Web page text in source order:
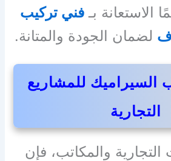
الاستعانة بـفني تركيب
لضمان الجودة والمتانة.
السيراميك للمشاريع
التجارية
والمكاتب، فإن